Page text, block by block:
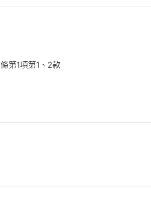
第1項第1、2款